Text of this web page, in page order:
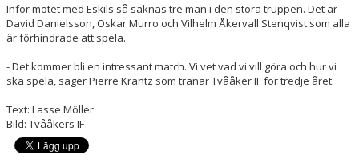
Inför mötet med Eskils så saknas tre man i den stora truppen. Det är
David Danielsson, Oskar Murro och Vilhelm Åkervall Stenqvist som alla
är förhindrade att spela.
- Det kommer bli en intressant match. Vi vet vad vi vill göra och hur vi
ska spela, säger Pierre Krantz som tränar Tvååker IF för tredje året.
Text: Lasse Möller
Bild: Tvååkers IF